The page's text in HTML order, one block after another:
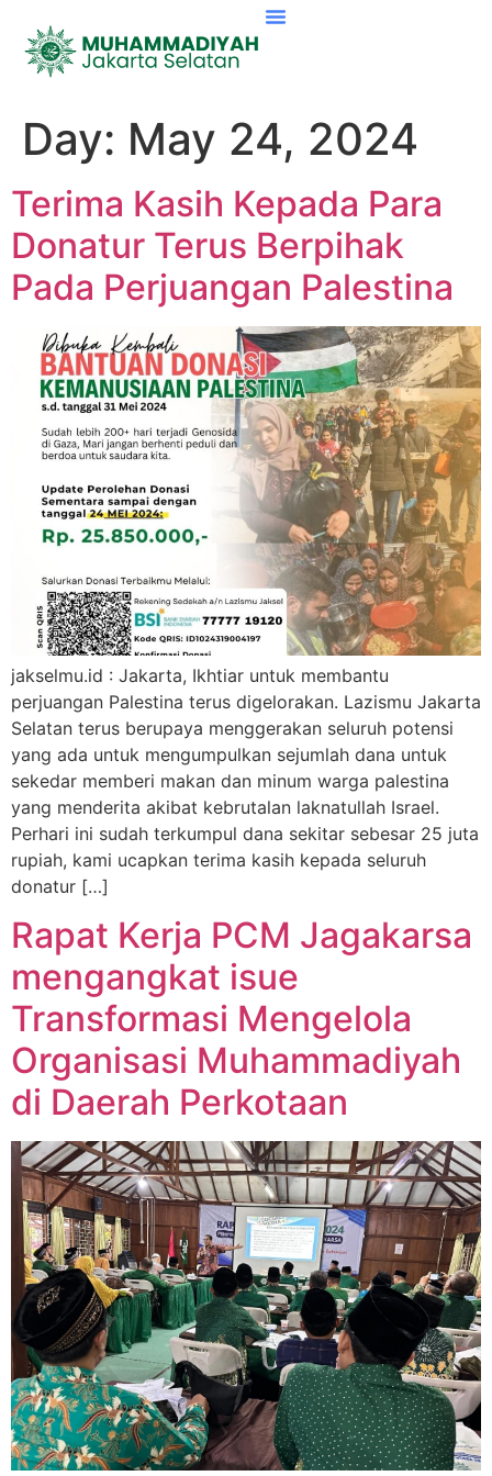
Day: May 24, 2024
Terima Kasih Kepada Para
Donatur Terus Berpihak
Pada Perjuangan Palestina
jakselmu.id : Jakarta, Ikhtiar untuk membantu
perjuangan Palestina terus digelorakan. Lazismu Jakarta
Selatan terus berupaya menggerakan seluruh potensi
yang ada untuk mengumpulkan sejumlah dana untuk
sekedar memberi makan dan minum warga palestina
yang menderita akibat kebrutalan laknatullah Israel.
Perhari ini sudah terkumpul dana sekitar sebesar 25 juta
rupiah, kami ucapkan terima kasih kepada seluruh
donatur […]
Rapat Kerja PCM Jagakarsa
mengangkat isue
Transformasi Mengelola
Organisasi Muhammadiyah
di Daerah Perkotaan